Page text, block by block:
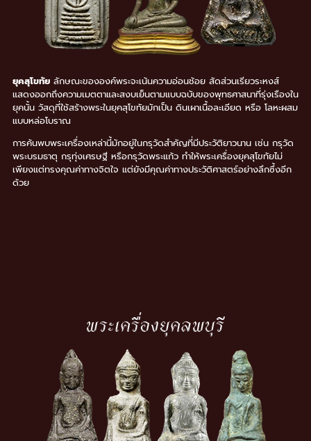
ยุคสุโขทัย ลักษณะขององค์พระจะเน้นความอ่อนช้อย สัดส่วนเรียวระหงส์
แสดงออกถึงความเมตตาและสงบเย็นตามแบบฉบับของพุทธศาสนาที่รุ่งเรืองใน
ยุคนั้น วัสดุที่ใช้สร้างพระในยุคสุโขทัยมักเป็น ดินเผาเนื้อละเอียด หรือ โลหะผสม
แบบหล่อโบราณ
การค้นพบพระเครื่องเหล่านี้มักอยู่ในกรุวัดสำคัญที่มีประวัติยาวนาน เช่น กรุวัด
พระบรมธาตุ กรุทุ่งเศรษฐี หรือกรุวัดพระแก้ว ทำให้พระเครื่องยุคสุโขทัยไม่
เพียงแต่ทรงคุณค่าทางจิตใจ แต่ยังมีคุณค่าทางประวัติศาสตร์อย่างลึกซึ้งอีก
ด้วย